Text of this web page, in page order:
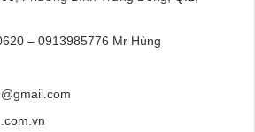
– 0913985776 Mr Hùng